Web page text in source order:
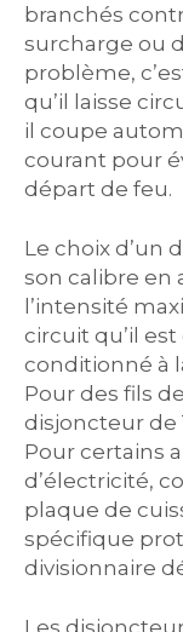
branchés
surcharge ou
problème,
qu’il laisse
il coupe
courant pour
départ de feu.
Le choix d’un
son calibre en
l’intensité
circuit qu’il
conditionné à
Pour des fils
disjoncteur de
Pour certains
d’électricité,
plaque de
spécifique
divisionnaire
Les